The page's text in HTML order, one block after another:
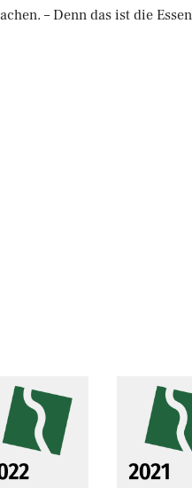
– Denn das ist die